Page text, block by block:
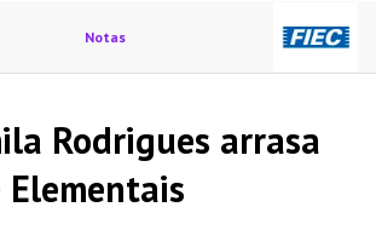
Notas
Rodrigues arrasa
Elementais